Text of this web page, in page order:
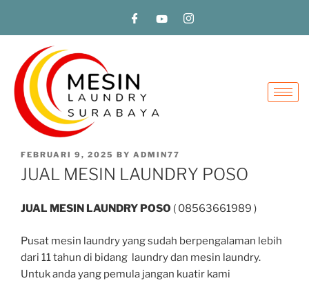
FEBRUARI 9, 2025 BY ADMIN77
JUAL MESIN LAUNDRY POSO
JUAL MESIN LAUNDRY POSO ( 08563661989 )
Pusat mesin laundry yang sudah berpengalaman lebih
dari 11 tahun di bidang laundry dan mesin laundry.
Untuk anda yang pemula jangan kuatir kami